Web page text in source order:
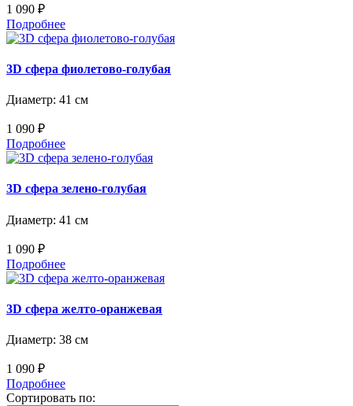
1 090 ₽
Подробнее
3D сфера фиолетово-голубая
Диаметр: 41 см
1 090 ₽
Подробнее
3D сфера зелено-голубая
Диаметр: 41 см
1 090 ₽
Подробнее
3D сфера желто-оранжевая
Диаметр: 38 см
1 090 ₽
Подробнее
Сортировать по: